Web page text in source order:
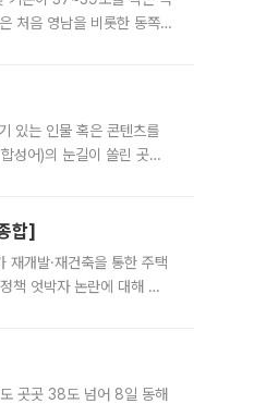
처음 영남을 비롯한 동쪽
있는 인물 혹은 콘텐츠를
성어)의 눈길이 쏠린 곳은
합]
재개발·재건축을 통한 주택
책 엇박자 논란에 대해 정
곳곳 38도 넘어 8일 동해